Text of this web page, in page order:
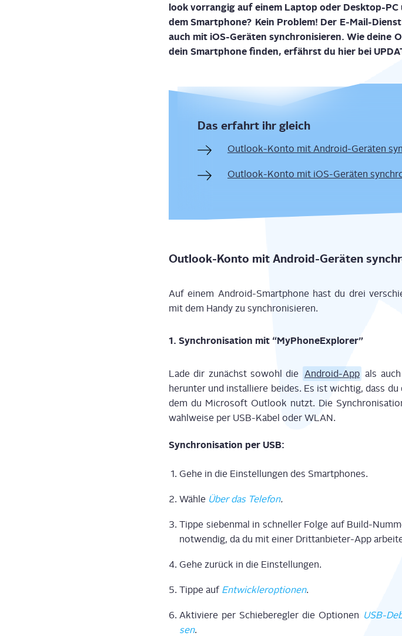
look vor­ran­gig auf einem Lap­top oder Desk­top-
dem Smart­phone? Kein Pro­blem! Der E‑Mail-
auch mit iOS-Gerä­ten syn­chro­ni­sie­ren. Wie dei­ne
dein Smart­phone fin­den, erfährst du hier bei
Das erfahrt ihr gleich
Out­look-Kon­to mit Android-Gerä­ten
Out­look-Kon­to mit iOS-Gerä­ten
Out­look-Kon­to mit Android-Gerä­ten
Auf einem Android-Smart­phone hast du drei
mit dem Han­dy zu synchronisieren.
1. Syn­chro­ni­sa­ti­on mit “MyPho­ne­Ex­plo­rer”
Lade dir zunächst sowohl die Android-App als
her­un­ter und instal­lie­re bei­des. Es ist wich­tig, dass
dem du Micro­soft Out­look nutzt. Die
wahl­wei­se per USB-Kabel oder WLAN.
Syn­chro­ni­sa­ti­on per USB:
Gehe in die Ein­stel­lun­gen des Smartphones.
Wäh­le Über das Tele­fon.
Tip­pe sie­ben­mal in schnel­ler Fol­ge auf Build-
not­wen­dig, da du mit einer Dritt­an­bie­ter-App
Gehe zurück in die Einstellungen.
Tip­pe auf Ent­wick­ler­op­tio­nen.
Akti­vie­re per Schie­be­reg­ler die Optio­nen USB-
sen.